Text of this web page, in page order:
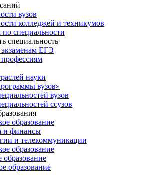
вузов
колледжей и техникумов
по специальности
специальность
ЕГЭ
науки
вузов»
вузов
ссузов
образование
и финансы
и телекоммуникации
образование
образование
образование